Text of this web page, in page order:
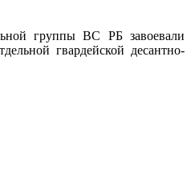
группы ВС РБ завоевали
гвардейской десантно-